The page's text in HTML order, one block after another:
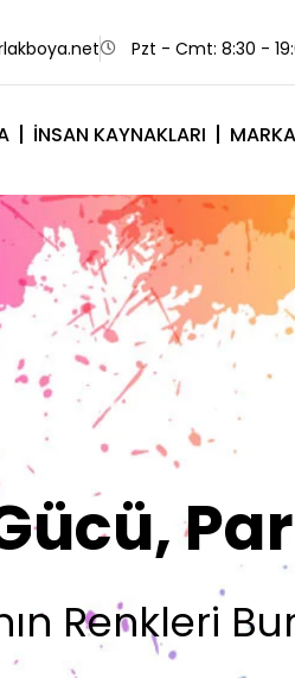
Pzt - Cmt: 8:30 -
İNSAN KAYNAKLARI
Sizin
Olsun